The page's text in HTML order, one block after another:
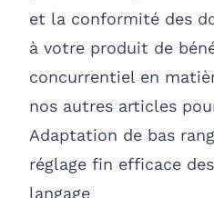
et la conformité des
à votre produit de
concurrentiel en
nos autres articles
Adaptation de bas
réglage fin efficace
langage